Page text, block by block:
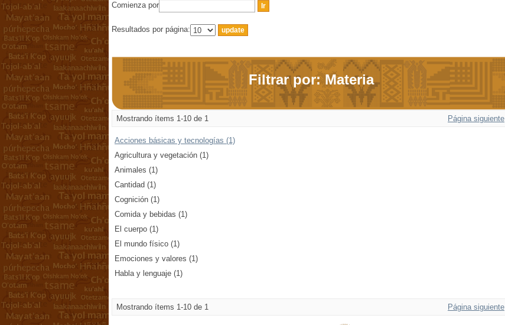
Comienza por
Resultados por página:
Filtrar por: Materia
Mostrando ítems 1-10 de 1 Página siguiente
Acciones básicas y tecnologías (1)
Agricultura y vegetación (1)
Animales (1)
Cantidad (1)
Cognición (1)
Comida y bebidas (1)
El cuerpo (1)
El mundo físico (1)
Emociones y valores (1)
Habla y lenguaje (1)
Mostrando ítems 1-10 de 1 Página siguiente